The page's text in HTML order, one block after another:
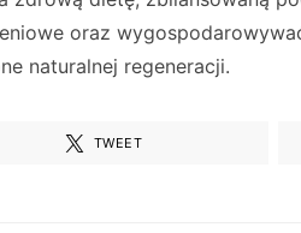
oraz
naturalnej regeneracji.
TWEET